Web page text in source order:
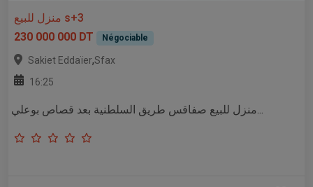
منزل للبيع s+3
230 000 000 DT
Négociable
Sakiet Eddaïer,Sfax
16:25